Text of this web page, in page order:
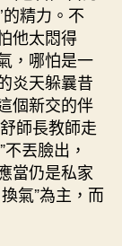
精力。不
他太悶得
，哪怕是一
炎天躲曩昔
個新交的伴
師長教師走
丟臉出，
當仍是私家
氣”為主，而